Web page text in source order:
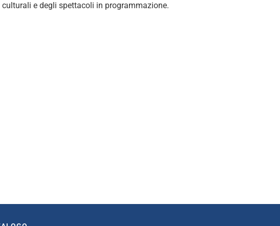
e degli spettacoli in programmazione.